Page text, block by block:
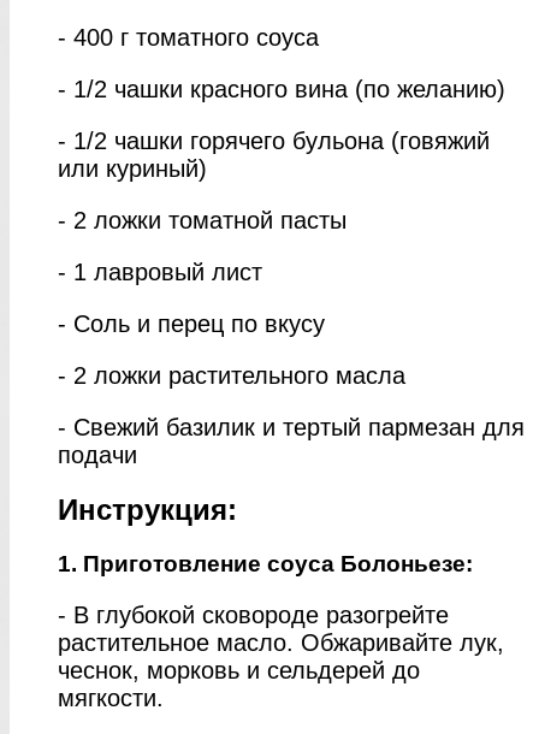
- 400 г томатного соуса
- 1/2 чашки красного вина (по желанию)
- 1/2 чашки горячего бульона (говяжий
или куриный)
- 2 ложки томатной пасты
- 1 лавровый лист
- Соль и перец по вкусу
- 2 ложки растительного масла
- Свежий базилик и тертый пармезан для
подачи
Инструкция:
1. Приготовление соуса Болоньезе:
- В глубокой сковороде разогрейте
растительное масло. Обжаривайте лук,
чеснок, морковь и сельдерей до
мягкости.